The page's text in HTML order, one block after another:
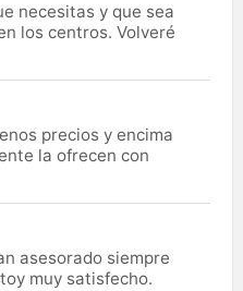
necesitas y que sea
los centros. Volveré
precios y encima
la ofrecen con
asesorado siempre
muy satisfecho.